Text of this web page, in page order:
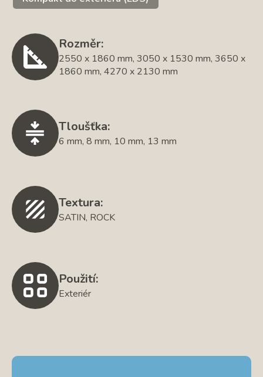
Rozměr:
2550 x 1860 mm, 3050 x 1530 mm, 3650 x
1860 mm, 4270 x 2130 mm
Tloušťka:
6 mm, 8 mm, 10 mm, 13 mm
Textura:
SATIN, ROCK
Použití:
Exteriér